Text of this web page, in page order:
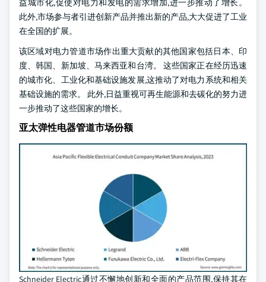
益城市化,促使对电力和发电的需求增加,进一步推动了增长。
此外,市场参与者引进创新产品并推出新的产品,大大促进了工业
在全国的扩展。
该区域对电力管道市场作出重大贡献的其他国家包括日本、印
度、韩国、新加坡、马来西亚和台湾。 这些国家正在经历迅速
的城市化、工业化和基础设施发展,这推动了对电力系统和相关
基础设施的需求。 此外,日益重视可再生能源和去碳化的努力进
一步推动了这些国家的增长。
亚太弹性电器管道市场份额
Schneider Electric通过不懈地创新和全面的产品范围,保持其在